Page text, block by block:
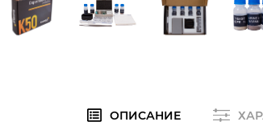
ОПИСАНИЕ